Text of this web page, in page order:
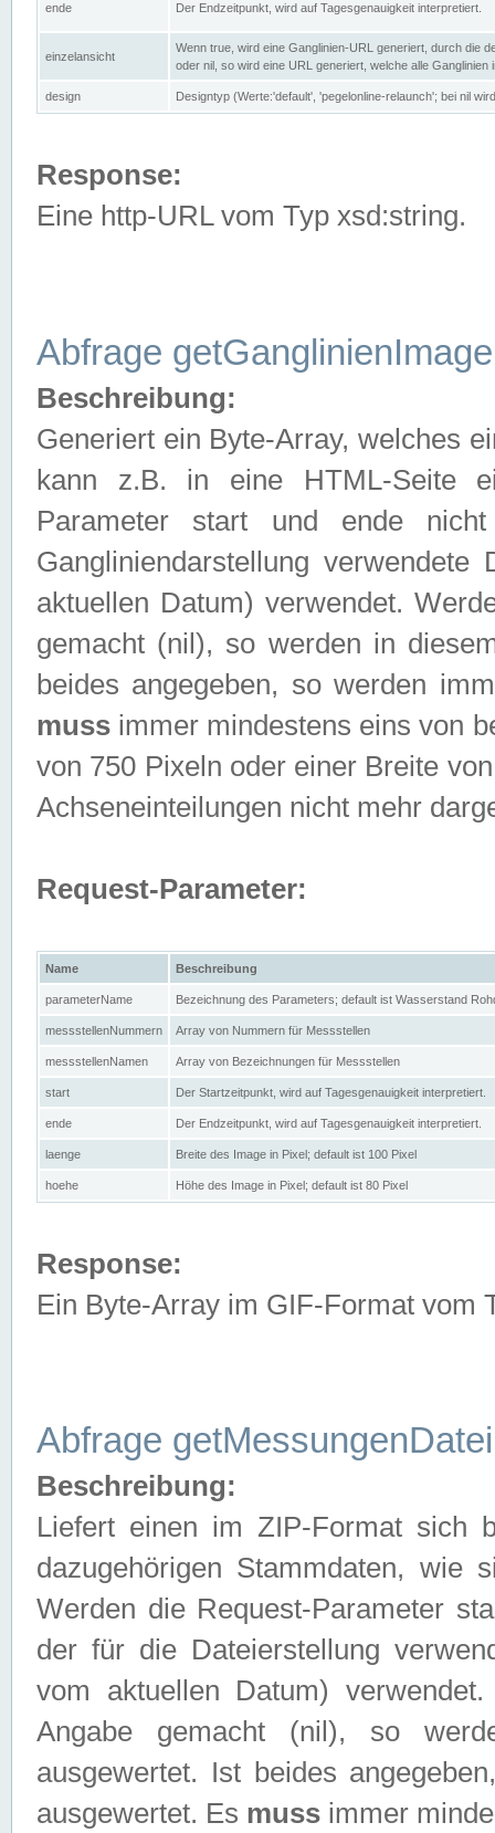
ende Der Endzeitpunkt, wird auf Tagesgenauigkeit interpretiert.
einzelansicht
Wenn true, wird eine Ganglinien-URL generiert, durch die
oder nil, so wird eine URL generiert, welche alle Ganglinien
design Designtyp (Werte:'default', 'pegelonline-relaunch'; bei nil
Response:
Eine http-URL vom Typ xsd:string.
Abfrage getGanglinienImage
Beschreibung:
Generiert ein Byte-Array, welches
kann z.B. in eine HTML-Seite
Parameter start und ende
Gangliniendarstellung
aktuellen Datum) verwendet.
gemacht (nil), so werden in
beides angegeben, so werden
muss immer mindestens eins von
von 750 Pixeln oder einer Breite
Achseneinteilungen nicht mehr
Request-Parameter:
Name Beschreibung
parameterName Bezeichnung des Parameters; default ist Wasserstand
messstellenNummern Array von Nummern für Messstellen
messstellenNamen Array von Bezeichnungen für Messstellen
start Der Startzeitpunkt, wird auf Tagesgenauigkeit interpretiert.
ende Der Endzeitpunkt, wird auf Tagesgenauigkeit interpretiert.
laenge Breite des Image in Pixel; default ist 100 Pixel
hoehe Höhe des Image in Pixel; default ist 80 Pixel
Response:
Ein Byte-Array im GIF-Format vom
Abfrage getMessungenDatei
Beschreibung:
Liefert einen im ZIP-Format sich
dazugehörigen Stammdaten, wie
Werden die Request-Parameter
der für die Dateierstellung
vom aktuellen Datum)
Angabe gemacht (nil), so
ausgewertet. Ist beides
ausgewertet. Es muss immer